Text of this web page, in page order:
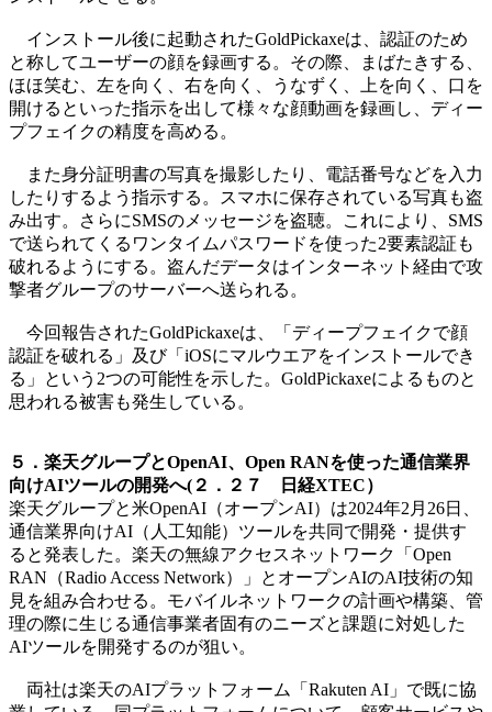
インストール後に起動されたGoldPickaxeは、認証のため
と称してユーザーの顔を録画する。その際、まばたきする、
ほほ笑む、左を向く、右を向く、うなずく、上を向く、口を
開けるといった指示を出して様々な顔動画を録画し、ディー
プフェイクの精度を高める。
また身分証明書の写真を撮影したり、電話番号などを入力
したりするよう指示する。スマホに保存されている写真も盗
み出す。さらにSMSのメッセージを盗聴。これにより、SMS
で送られてくるワンタイムパスワードを使った2要素認証も
破れるようにする。盗んだデータはインターネット経由で攻
撃者グループのサーバーへ送られる。
今回報告されたGoldPickaxeは、「ディープフェイクで顔
認証を破れる」及び「iOSにマルウエアをインストールでき
る」という2つの可能性を示した。GoldPickaxeによるものと
思われる被害も発生している。
５．楽天グループとOpenAI、Open RANを使った通信業界
向けAIツールの開発へ(２．２７ 日経XTEC）
楽天グループと米OpenAI（オープンAI）は2024年2月26日、
通信業界向けAI（人工知能）ツールを共同で開発・提供す
ると発表した。楽天の無線アクセスネットワーク「Open
RAN（Radio Access Network）」とオープンAIのAI技術の知
見を組み合わせる。モバイルネットワークの計画や構築、管
理の際に生じる通信事業者固有のニーズと課題に対処した
AIツールを開発するのが狙い。
両社は楽天のAIプラットフォーム「Rakuten AI」で既に協